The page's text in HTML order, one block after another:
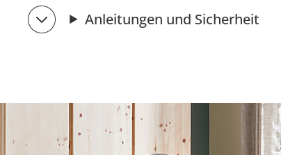
Anleitungen und Sicherheit